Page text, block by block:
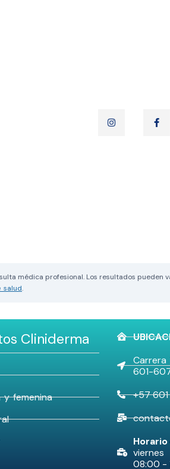
médica profesional. Los resultados pueden
.
Cliniderma
y femenina
601-
+57 601
viernes
08:00 -